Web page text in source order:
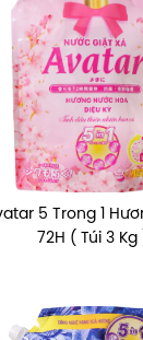
5 Trong 1
72H ( Túi 3 Kg